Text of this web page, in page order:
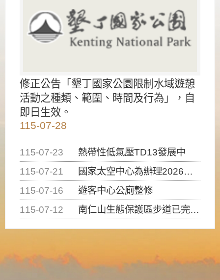
修正公告「墾丁國家公園限制水域遊憩
活動之種類、範圍、時間及行為」，自
即日生效。
115-07-28
115-07-23
熱帶性低氣壓TD13發展中
115-07-21
國家太空中心為辦理2026台灣盃火箭競賽，陸、海、空域警戒及協調相關事宜，因颱風備案事宜
115-07-16
遊客中心公廁整修
115-07-12
南仁山生態保護區步道已完成修復，自115年7月13日（星期一）起恢復開放入園，歡迎民眾依規定申請入園....